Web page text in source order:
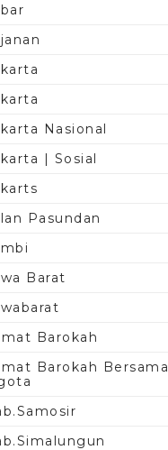
Nasional
| Sosial
Pasundan
Barat
Barokah
Barokah Bersama